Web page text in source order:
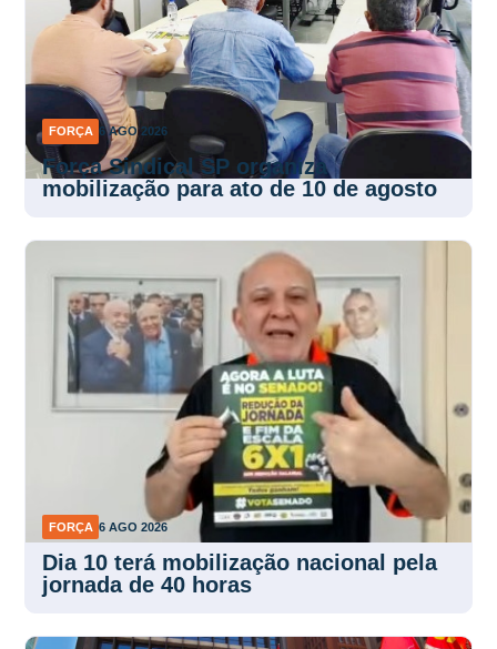
FORÇA 6 AGO 2026
Força Sindical SP organiza
mobilização para ato de 10 de agosto
FORÇA 6 AGO 2026
Dia 10 terá mobilização nacional pela
jornada de 40 horas